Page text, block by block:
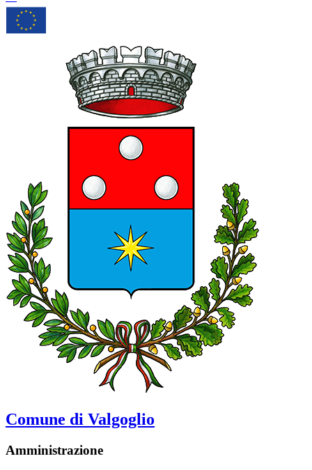
Comune di Valgoglio
Amministrazione